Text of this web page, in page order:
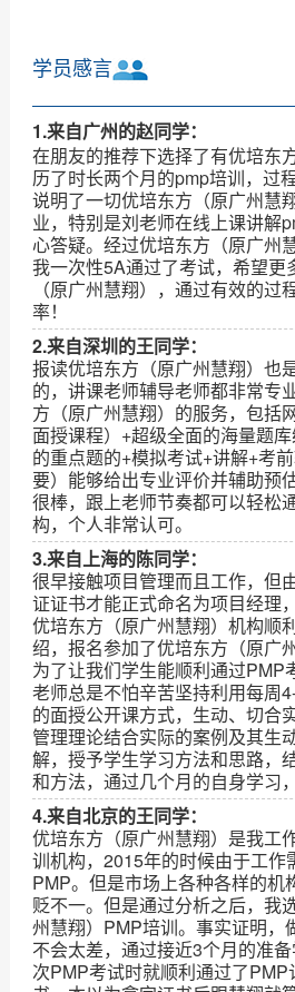
学员感言
1.来自广州的赵同学：
在朋友的推荐下选择了有优培东
历了时长两个月的pmp培训，过
说明了一切优培东方（原广州慧
业，特别是刘老师在线上课讲解
心答疑。经过优培东方（原广州
我一次性5A通过了考试，希望更
（原广州慧翔），通过有效的过
率！
2.来自深圳的王同学：
报读优培东方（原广州慧翔）也
的，讲课老师辅导老师都非常专
方（原广州慧翔）的服务，包括
面授课程）+超级全面的海量题
的重点题的+模拟考试+讲解+考
要）能够给出专业评价并辅助
很棒，跟上老师节奏都可以轻松
构，个人非常认可。
3.来自上海的陈同学：
很早接触项目管理而且工作，但
证证书才能正式命名为项目经理
优培东方（原广州慧翔）机构顺
绍，报名参加了优培东方（原广
为了让我们学生能顺利通过PMP
老师总是不怕辛苦坚持利用每周
的面授公开课方式，生动、切合
管理理论结合实际的案例及其生
解，授予学生学习方法和思路，
和方法，通过几个月的自身学习
4.来自北京的王同学：
优培东方（原广州慧翔）是我工
训机构，2015年的时候由于工作
PMP。但是市场上各种各样的机
贬不一。但是通过分析之后，我
州慧翔）PMP培训。事实证明，
不会太差，通过接近3个月的准
次PMP考试时就顺利通过了